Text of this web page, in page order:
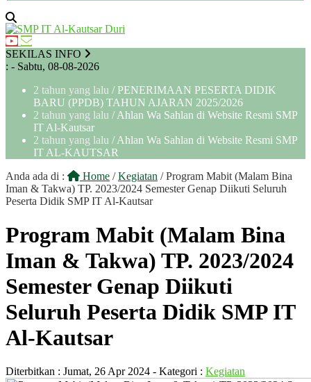
SEKILAS INFO
: - Sabtu, 08-08-2026
2 tahun yang lalu / PENERIMAAN PESERTA DIDIK
BARU (PPDB) TAHUN AJARAN 2025/2026
2 tahun yang lalu / Ahlan Wa Sahlan di Website Resmi SMP
IT Al-Kautsar
2 tahun yang lalu / Ahlan Wa Sahlan di Website Resmi SMP
IT AL-KAUTSAR
Anda ada di :
Home /Kegiatan /Program Mabit (Malam Bina
Iman & Takwa) TP. 2023/2024 Semester Genap Diikuti Seluruh
Peserta Didik SMP IT Al-Kautsar
Program Mabit (Malam Bina
Iman & Takwa) TP. 2023/2024
Semester Genap Diikuti
Seluruh Peserta Didik SMP IT
Al-Kautsar
Diterbitkan : Jumat, 26 Apr 2024 - Kategori : Kegiatan